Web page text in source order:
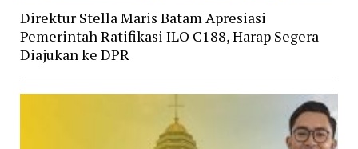
Direktur Stella Maris Batam Apresiasi
Pemerintah Ratifikasi ILO C188, Harap Segera
Diajukan ke DPR